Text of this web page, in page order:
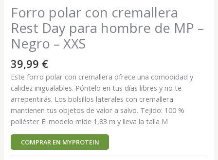
Forro polar con cremallera
Rest Day para hombre de MP –
Negro – XXS
39,99 €
Este forro polar con cremallera ofrece una comodidad y
calidez inigualables. Póntelo en tus días libres y no te
arrepentirás. Los bolsillos laterales con cremallera
mantienen tus objetos de valor a salvo. Tejido: 100 %
poliéster El modelo mide 1,83 m y lleva la talla M
COMPRAR EN MYPROTEIN